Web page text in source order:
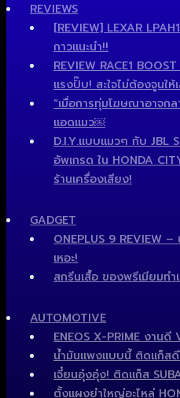
REVIEWS
[REVIEW] LEXAR
กาวแนะนำ!!
REVIEW RACE1
แรงปั๊บ! สะใจไม่ต้องจูนให้
“เมื่อการทุ่มโฆษณาอาจก
แอดแมว￼
D.I.Y.แบบแมวๆ กับ JBL
อัพเกรด ใน HONDA
ร้านเครื่องเสียง!
GADGET
ONEPLUS 9 REVIEW
เหอะ!
สกรีนเสื้อ ของพรีเมียมท
AUTOMOTIVE
ENEOS X-PRIME งานดี
น้ำมันแพงแบบนี้ ติดแก็ส
เจี๋ยนอุ๋งอุ๋ง! ติดแก็ส
ตั้งแผงยำใหญ่อะไหล่